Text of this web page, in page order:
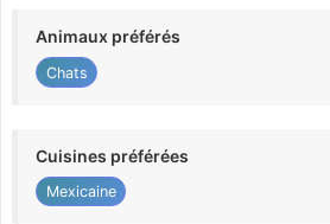
Animaux préférés
Chats
Cuisines préférées
Mexicaine